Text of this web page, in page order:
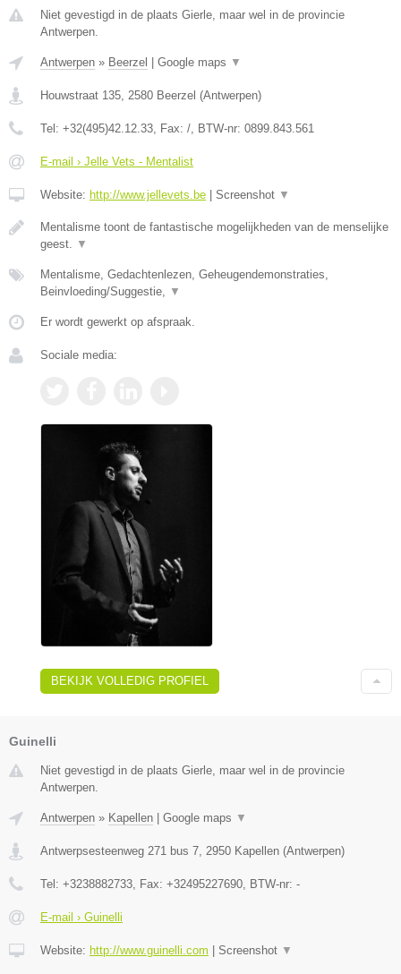
Niet gevestigd in de plaats Gierle, maar wel in de provincie
Antwerpen.
Antwerpen » Beerzel Google maps ▼
Houwstraat 135, 2580 Beerzel (Antwerpen)
Tel: +32(495)42.12.33, Fax: /, BTW-nr: 0899.843.561
E-mail › Jelle Vets - Mentalist
Website: http://www.jellevets.be Screenshot ▼
Mentalisme toont de fantastische mogelijkheden van de menselijke
geest. ▼
Mentalisme, Gedachtenlezen, Geheugendemonstraties,
Beinvloeding/Suggestie, ▼
Er wordt gewerkt op afspraak.
Sociale media:
BEKIJK VOLLEDIG PROFIEL
Guinelli
Niet gevestigd in de plaats Gierle, maar wel in de provincie
Antwerpen.
Antwerpen » Kapellen Google maps ▼
Antwerpsesteenweg 271 bus 7 2950 Kapellen (Antwerpen)
Tel: +3238882733 , Fax: +32495227690 , BTW-nr: -
E-mail › Guinelli
Website: http://www.guinelli.com Screenshot ▼